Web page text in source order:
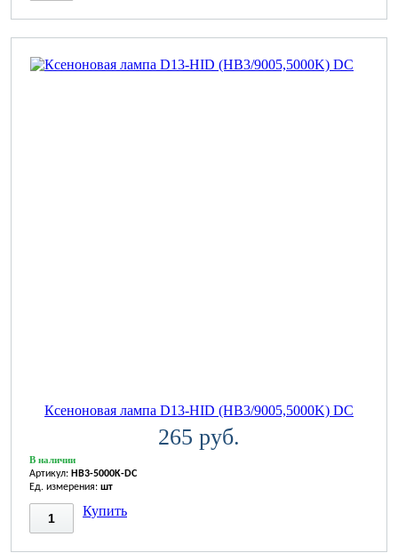
Ксеноновая лампа D13-HID (HB3/9005,5000K) DC
265 руб.
В наличии
Артикул: HB3-5000K-DC
Ед. измерения: шт
Купить